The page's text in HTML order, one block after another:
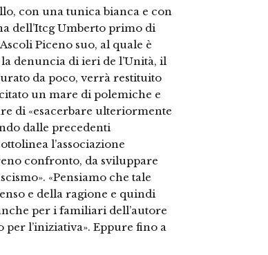
con una tunica bianca e con
dell’Itcg Umberto primo di
Piceno suo, al quale è
denuncia di ieri de l’Unità, il
da poco, verrà restituito
un mare di polemiche e
di «esacerbare ulteriormente
dalle precedenti
l’associazione
confronto, da sviluppare
«Pensiamo che tale
e della ragione e quindi
per i familiari dell’autore
per l’iniziativa». Eppure fino a